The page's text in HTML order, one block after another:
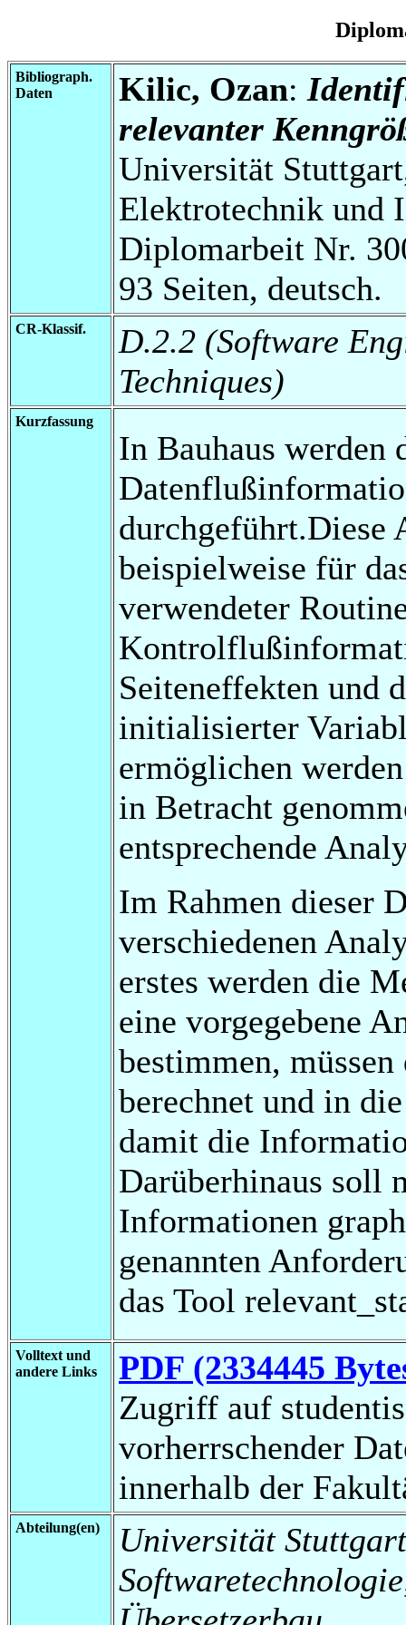
Bibliograph.
Daten
Kilic, Ozan:
relevanter
Universität
Elektrotechnik und
Diplomarbeit Nr.
93 Seiten, deutsch.
CR-Klassif.
D.2.2 (Software
Techniques)
Kurzfassung
In Bauhaus
durchgeführt.Diese
beispielweise für
verwendeter
Seiteneffekten und
initialisierter
ermöglichen
in Betracht
entsprechende
Im Rahmen dieser
verschiedenen
erstes werden die
eine vorgegebene
bestimmen,
berechnet und in
damit die
Darüberhinaus soll
Informationen
genannten
das Tool
Volltext und
andere Links
PDF (2334445
Zugriff auf
vorherrschender
innerhalb der
Abteilung(en)
Universität